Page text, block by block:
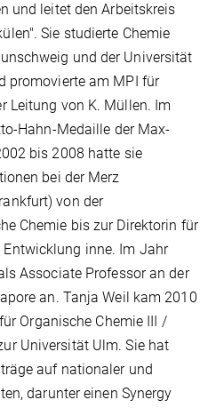
und leitet den Arbeitskreis
Sie studierte Chemie
und der Universität
promovierte am MPI für
Leitung von K. Müllen. Im
Hahn-Medaille der Max-
bis 2008 hatte sie
bei der Merz
von der
Chemie bis zur Direktorin für
inne. Im Jahr
Associate Professor an der
an. Tanja Weil kam 2010
Organische Chemie III /
Universität Ulm. Sie hat
auf nationaler und
darunter einen Synergy